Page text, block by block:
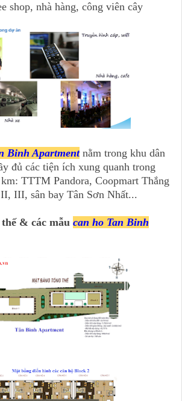
shop, nhà hàng, công viên cây
Binh Apartmentnằm trong khu dân
đủ các tiện ích xung quanh trong
TTTM Pandora, Coopmart Thắng
III, sân bay Tân Sơn Nhất...
& các mẫu can ho Tan Binh